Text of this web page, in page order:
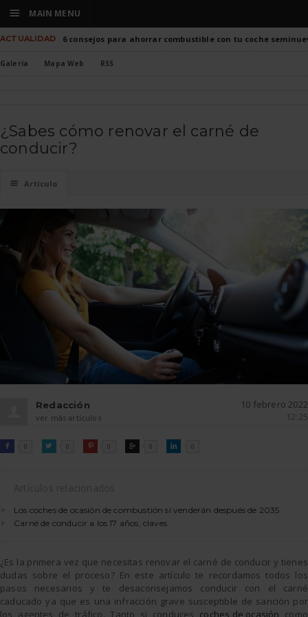
ACTUALIDAD 6 consejos para ahorrar combustible con tu coche
Galería Mapa Web RSS
¿Sabes cómo renovar el carné de
conducir?
☰ Artículo
Redacción
ver más artículos
10 febrero 2022
12:25

FACEBOOK
0 
TWITTER0 
PINTEREST
0 
GOOGLE0 
LINKEDIN
0
Los coches de ocasión de combustión sí venderán después de 2035
Carné de conducir a los 17 años, claves
¿Es la primera vez que necesitas renovar el carné de conducir y tienes
dudas sobre el proceso? En este artículo te recordamos todos los
pasos necesarios y te desaconsejamos conducir con el carné
caducado ya que es una infracción grave susceptible de sanción por
los agentes de tráfico. Tanto si conduces coches de ocasión como
☰ MAIN MENU